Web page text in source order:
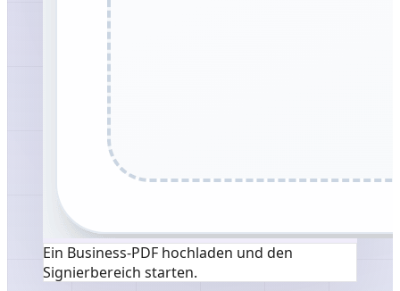
Ein Business‑PDF hochladen und den
Signierbereich starten.